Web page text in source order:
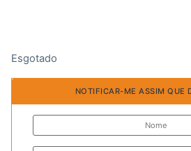
Esgotado
NOTIFICAR-ME ASSIM QUE